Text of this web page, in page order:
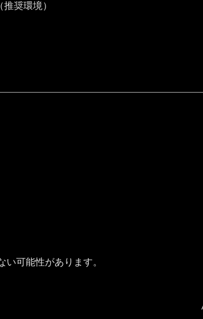
奨環境）
可能性があります。